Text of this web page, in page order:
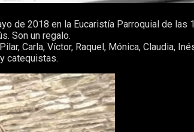
de 2018 en la Eucaristía Parroquial de las
Son un regalo.
Carla, Víctor, Raquel, Mónica, Claudia,
catequistas.